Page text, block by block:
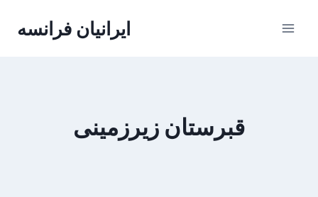
ایرانیان فرانسه
قبرستان زیرزمینی